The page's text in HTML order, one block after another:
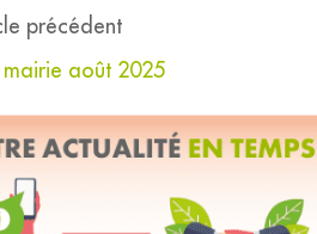
précédent
août 2025